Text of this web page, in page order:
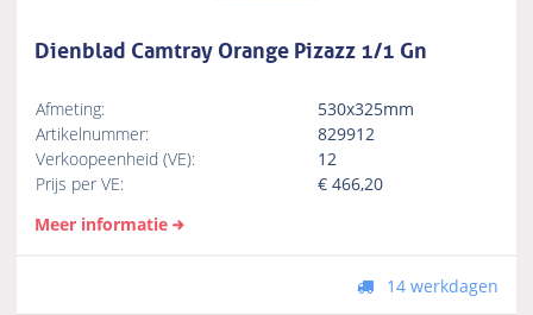
Dienblad Camtray Orange Pizazz 1/1 Gn
Afmeting:
530x325mm
Artikelnummer:
829912
Verkoopeenheid (VE):
12
Prijs per VE:
€466,20
Meer informatie
14 werkdagen